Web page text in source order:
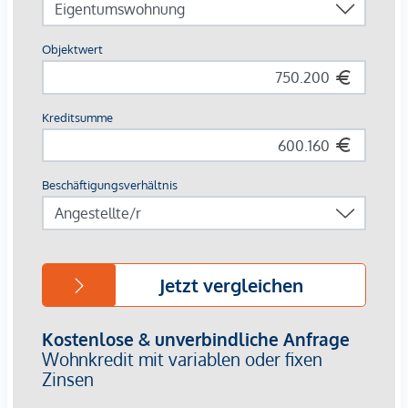
In wenigen Minuten zu Fuß: U4 & U6
Nähe zum Franz-Josefs-Bahnhof mit Regional- und S-
Wiener Innenstadt & Donaukanal – nur wenige
Minuten entfernt
Grünoasen wie der Türkenschanzpark und die
Damit vereint das Projekt die Vorzüge einer zentralen
Stadtlage mit vielfältigen Erholungs- und
Ihr Vorteil: